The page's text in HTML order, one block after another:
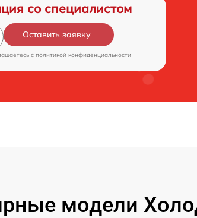
со специалистом
Оставить заявку
c политикой конфиденциальности
модели